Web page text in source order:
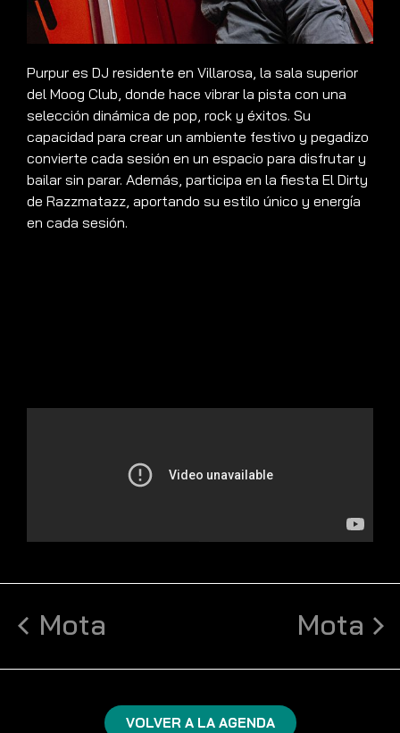
Purpur es DJ residente en Villarosa, la sala superior
del Moog Club, donde hace vibrar la pista con una
selección dinámica de pop, rock y éxitos. Su
capacidad para crear un ambiente festivo y pegadizo
convierte cada sesión en un espacio para disfrutar y
bailar sin parar. Además, participa en la fiesta El Dirty
de Razzmatazz, aportando su estilo único y energía
en cada sesión.
Mota Mota
VOLVER A LA AGENDA